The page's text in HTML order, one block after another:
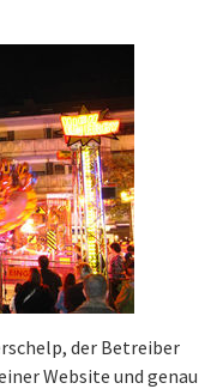
der Betreiber
Website und genau